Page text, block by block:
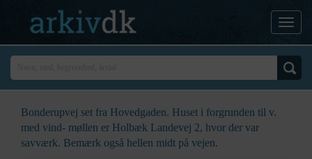
Bonderupvej set fra Hovedgaden. Huset i forgrunden til v.
med vind- møllen er Holbæk Landevej 2, hvor der var
savværk. Bemærk også hellen midt på vejen.